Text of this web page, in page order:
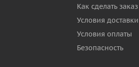
Как сделать заказ
Условия доставки
Условия оплаты
Безопасность